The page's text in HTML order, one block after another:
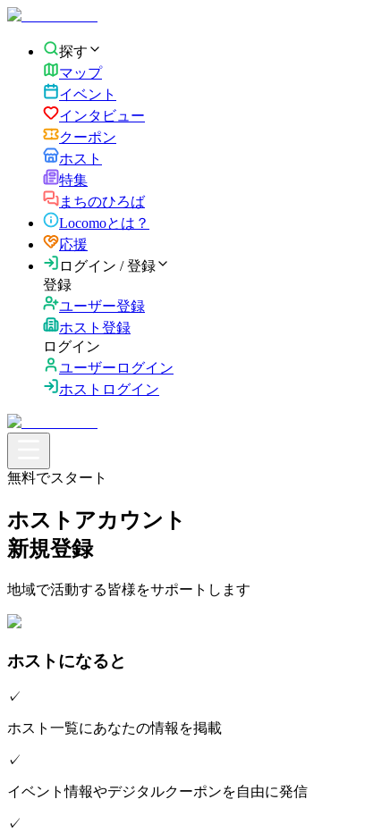
探す
マップ
イベント
インタビュー
クーポン
ホスト
特集
まちのひろば
Locomoとは？
応援
ログイン / 登録
登録
ユーザー登録
ホスト登録
ログイン
ユーザーログイン
ホストログイン
無料でスタート
ホストアカウント
新規登録
地域で活動する皆様をサポートします
ホストになると
✓
ホスト一覧にあなたの情報を掲載
✓
イベント情報やデジタルクーポンを自由に発信
✓